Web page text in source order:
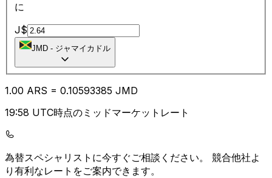
に
J$
JMD - ジャマイカドル
1.00 ARS = 0.10593385 JMD
19:58 UTC時点のミッドマーケットレート
為替スペシャリストに今すぐご相談ください。 競合他社よ
り有利なレートをご案内できます。